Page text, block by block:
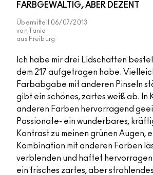
FARBGEWALTIG, ABER DEZENT
Übermittelt 06/07/2013
von
Tania
aus Freiburg
Ich habe mir drei Lidschatten
dem 217 aufgetragen habe.
Farbabgabe mit anderen Pinseln
gibt ein schönes, zartes weiß ab. In
anderen Farben hervorragend
Passionate- ein wunderbares,
Kontrast zu meinen grünen Augen,
Kombination mit anderen Farben
verblenden und haftet
ein frisches zartes, aber